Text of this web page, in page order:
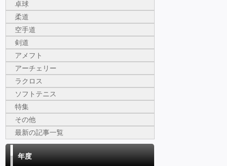
卓球
柔道
空手道
剣道
アメフト
アーチェリー
ラクロス
ソフトテニス
特集
その他
最新の記事一覧
年度